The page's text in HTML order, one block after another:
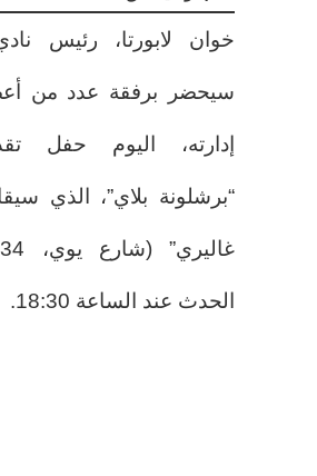
خوان لابورتا، رئيس
سيحضر برفقة عدد من
إدارته، اليوم حفل
“برشلونة بلاي”، الذي
الحدث عند الساعة 18:30.